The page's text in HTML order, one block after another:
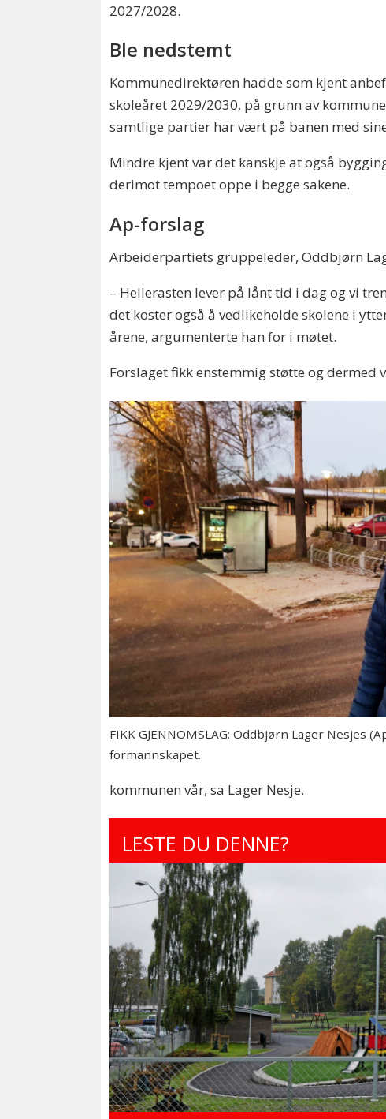
2027/2028.
Ble nedstemt
Kommunedirektøren hadde som kjent
skoleåret 2029/2030, på grunn av
samtlige partier har vært på banen med
Mindre kjent var det kanskje at også
derimot tempoet oppe i begge sakene.
Ap-forslag
Arbeiderpartiets gruppeleder, Oddbjørn
– Hellerasten lever på lånt tid i dag og vi
det koster også å vedlikeholde skolene i
årene, argumenterte han for i møtet.
Forslaget fikk enstemmig støtte og dermed
FIKK GJENNOMSLAG: Oddbjørn Lager Nesjes
formannskapet.
kommunen vår, sa Lager Nesje.
LESTE DU DENNE?